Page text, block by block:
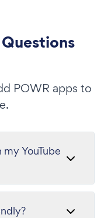
POWR apps to
YouTube